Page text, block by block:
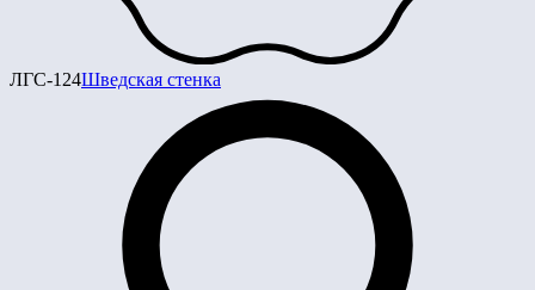
ЛГС-124Шведская стенка